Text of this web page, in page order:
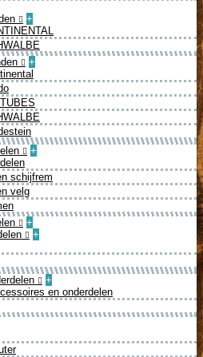
+
+
+
schijfrem
velg
+
+
+
en onderdelen